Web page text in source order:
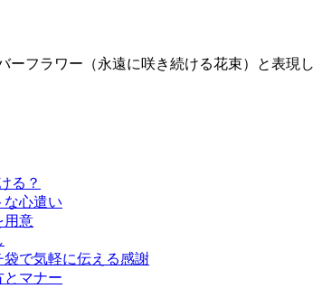
フラワー（永遠に咲き続ける花束）と表現し
る？
な心遣い
用意
袋で気軽に伝える感謝
とマナー